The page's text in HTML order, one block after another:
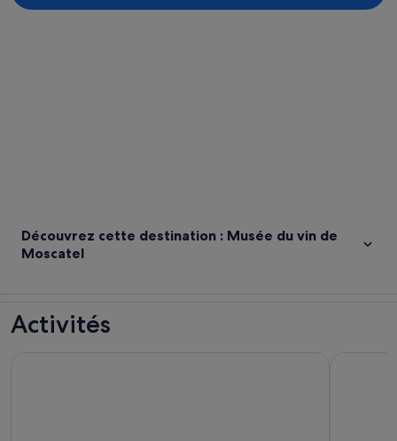
Découvrez cette destination : Musée du vin de
Moscatel
Activités